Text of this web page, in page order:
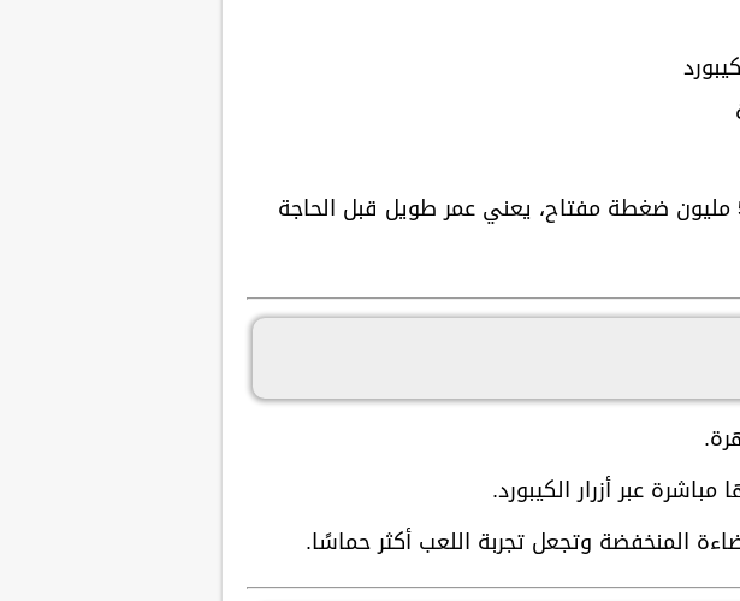
، يعني عمر طويل قبل الحاجة
عبر أزرار الكيبورد.
المنخفضة وتجعل تجربة اللعب أكثر حماسًا.